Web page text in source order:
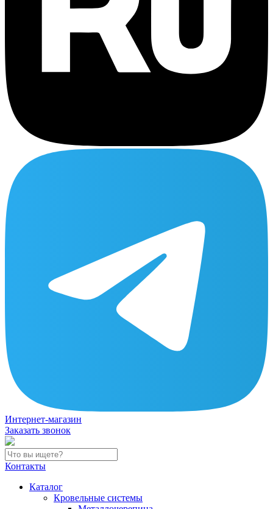
Интернет-магазин
Заказать звонок
Контакты
Каталог
Кровельные системы